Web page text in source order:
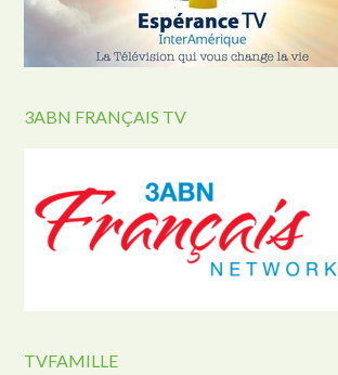
3ABN FRANÇAIS TV
TVFAMILLE